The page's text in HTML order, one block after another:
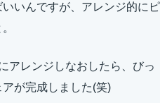
いんですが、アレンジ的にピ
アレンジしなおしたら、びっ
が完成しました(笑)